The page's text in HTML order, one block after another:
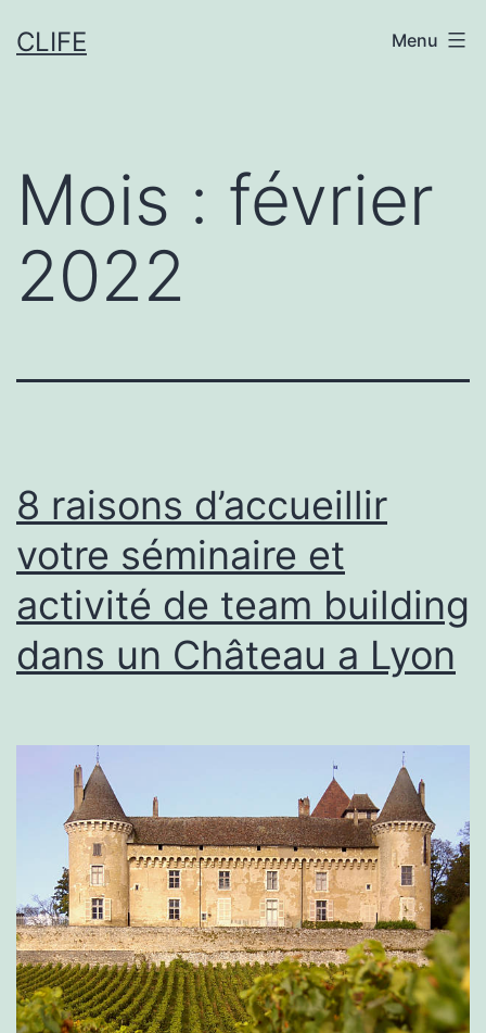
auCLIFE Menu
Mois : février
2022
8 raisons d’accueillir
votre séminaire et
activité de team building
dans un Château a Lyon